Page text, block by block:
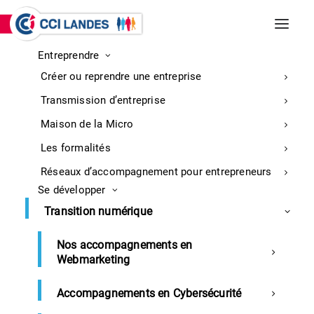
Entreprendre
Créer ou reprendre une entreprise
Transmission d’entreprise
Maison de la Micro
Les formalités
Réseaux d’accompagnement pour entrepreneurs
Se développer
Transition numérique
Nos accompagnements en
Webmarketing
Accompagnements en Cybersécurité
INCENDIES DE BISCARROSSE ET
PARENTIS-EN-BORN
informations sur la mobilisation
Accueil
octobre 2024